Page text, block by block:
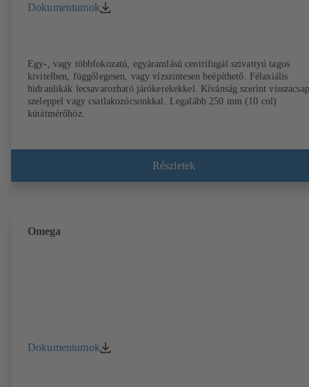
Dokumentumok
Egy-, vagy többfokozatú, egyáramlású centrifugál szivattyú tagos
kivitelben, függőlegesen, vagy vízszintesen beépíthető. Félaxiális
hidraulikák lecsavarozható járókerekekkel. Kívánság szerint
szeleppel vagy csatlakozócsonkkal. Legalább 250 mm (10 col)
kútátmérőhöz.
Részletek
Omega
Dokumentumok